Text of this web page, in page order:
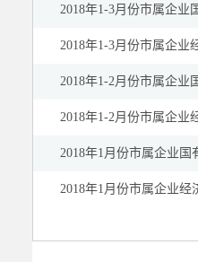
2018年1-3月份市属企业
2018年1-3月份市属企业
2018年1-2月份市属企业
2018年1-2月份市属企业
2018年1月份市属企业国
2018年1月份市属企业经